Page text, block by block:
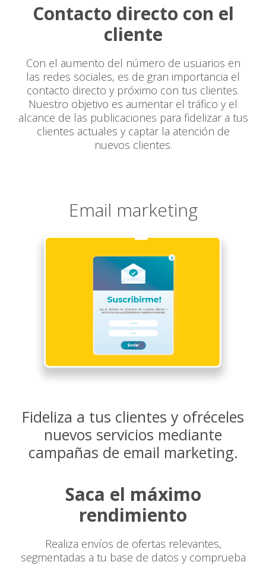
Contacto directo con el
cliente
Con el aumento del número de usuarios en
las redes sociales, es de gran importancia el
contacto directo y próximo con tus clientes.
Nuestro objetivo es aumentar el tráfico y el
alcance de las publicaciones para fidelizar a tus
clientes actuales y captar la atención de
nuevos clientes.
Email marketing
Fideliza a tus clientes y ofréceles
nuevos servicios mediante
campañas de email marketing.
Saca el máximo
rendimiento
Realiza envíos de ofertas relevantes,
segmentadas a tu base de datos y comprueba